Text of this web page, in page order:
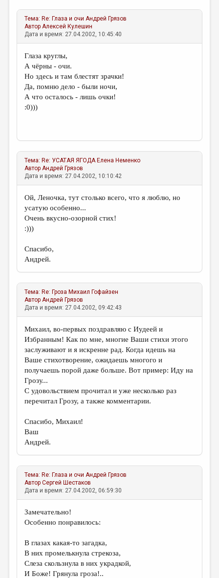
Тема: Re: Глаза и очи Андрей Грязов
АвторАлексей Кулешин
Дата и время: 27.04.2002, 10:45:40
Глаза круглы,
А чёрны - очи.
Но здесь и там блестят зрачки!
Да, помню дело - были ночи,
А что осталось - лишь очки!
:0)))
Тема: Re: УСАТАЯ ЯГОДА Елена Неменко
АвторАндрей Грязов
Дата и время: 27.04.2002, 10:10:42
Ой, Леночка, тут столько всего, что я люблю, но
усатую особенно...
Очень вкусно-озорной стих!
:)))
Спасибо,
Андрей.
Тема: Re: Гроза Михаил Гофайзен
АвторАндрей Грязов
Дата и время: 27.04.2002, 09:42:43
Михаил, во-первых поздравляю с Иудеей и
Избранным! Как по мне, многие Ваши стихи этого
заслуживают и я искренне рад. Когда идешь на
Ваше стихотворение, ожидаешь многого и
получаешь порой даже больше. Вот пример: Иду на
Грозу...
С удовольствием прочитал и уже несколько раз
перечитал Грозу, а также комментарии.
Спасибо, Михаил!
Ваш
Андрей.
Тема: Re: Глаза и очи Андрей Грязов
АвторСергей Шестаков
Дата и время: 27.04.2002, 06:59:30
Замечательно!
Особенно понравилось:
В глазах какая-то загадка,
В них промелькнула стрекоза,
Слеза скользнула в них украдкой,
И Боже! Грянула гроза!..